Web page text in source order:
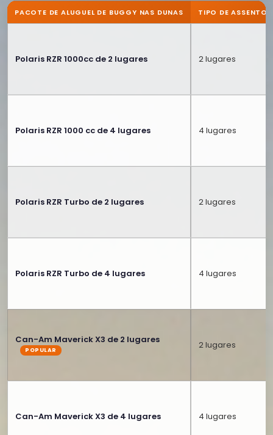
PACOTE DE ALUGUEL DE BUGGY NAS DUNAS TIPO DE ASSENTO
Polaris RZR 1000cc de 2 lugares 2 lugares
Polaris RZR 1000 cc de 4 lugares 4 lugares
Polaris RZR Turbo de 2 lugares 2 lugares
Polaris RZR Turbo de 4 lugares 4 lugares
Can-Am Maverick X3 de 2 lugares 2 lugares
Can-Am Maverick X3 de 4 lugares 4 lugares